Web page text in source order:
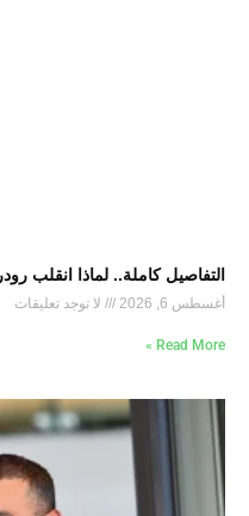
التفاصيل كاملة.. لماذا انقلب
أغسطس 6, 2026 لا توجد تعليقات
Read More »